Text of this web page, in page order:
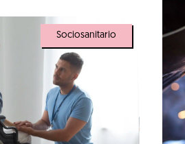
los animales y cómo
Sociosanitario